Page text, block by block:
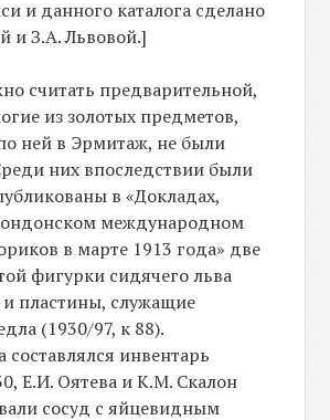
и данного каталога сделано
и З.А. Львовой.]
считать предварительной,
из золотых предметов,
ней в Эрмитаж, не были
них впоследствии были
в «Докладах,
международном
в марте 1913 года» две
фигурки сидячего льва
и пластины, служащие
(1930/97, к 88).
составлялся инвентарь
Е.И. Оятева и К.М. Скалон
сосуд с яйцевидным